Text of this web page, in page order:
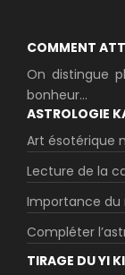
COMMENT
On distingue
bonheur...
ASTROLOGIE
Art ésotérique
Lecture de la
Importance
Compléter
TIRAGE DU YI